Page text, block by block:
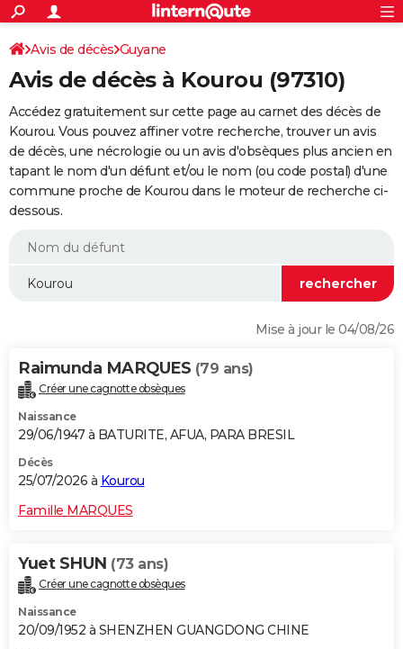
ACTUALITÉS
Politique
Société
Faits Divers
Education
Monde
Villes
+
SPORT
Coupe du monde 2026
Football
Tennis
Cyclisme
Rugby
Forum
Programme TV
TNT
Streaming
Cinéma
Sorties cinéma
Musique
+
FINANCE
Retraite
Epargne
Immobilier
Risques naturels par ville
Assurance
AUTO
Essais
Réserver un essai
Citadines
Berlines
SUV
Forum auto
+
HIGH-TECH
BRICOLAGE
WEEK-END
Alimentation
Guide de la santé
Maladies
Médicaments
Sommeil
VOYAGE
Destinations
City break
Voyage nature
Voyage de noces
Forum
Climat
+PHOTO
GUIDES D'ACHAT
Carte de Noël
Carte Bonne année
Carte Saint-Valentin
Carte Pâques
Carte d'anniversaire
DICTIONNAIRE
Dictionnaire
Biographies
Citations
Expressions
Proverbes
PROGRAMME TV
Avis de décès Guyane
Avis de décès à Kourou (97310)
Accédez gratuitement sur cette page au carnet des décès de
Kourou. Vous pouvez affiner votre recherche, trouver un avis
de décès, une nécrologie ou un avis d'obsèques plus ancien en
tapant le nom d'un défunt et/ou le nom (ou code postal) d'une
commune proche de Kourou dans le moteur de recherche ci-
dessous.
Mise à jour le 04/08/26
Raimunda MARQUES (79 ans)
Créer une cagnotte obsèques
Naissance
29/06/1947 à BATURITE, AFUA, PARA BRESIL
Décès
25/07/2026 à Kourou
Famille MARQUES
Yuet SHUN (73 ans)
Créer une cagnotte obsèques
Naissance
20/09/1952 à SHENZHEN GUANGDONG CHINE